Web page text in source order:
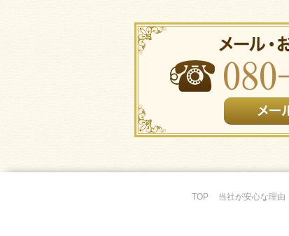
TOP 当社が安心な理由